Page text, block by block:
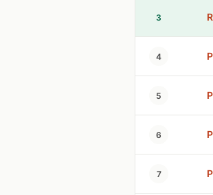
3
4
5
6
7